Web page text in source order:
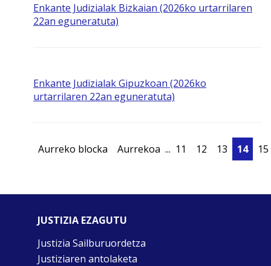
Enkante Judizialak Bizkaian (2026ko urtarrilaren
22an eguneratuta)
Enkante Judizialak Gipuzkoan (2026ko
urtarrilaren 22an eguneratuta)
Aurreko blocka Aurrekoa ... 11 12 13 14 15
JUSTIZIA EZAGUTU
Justizia Sailburuordetza
Justiziaren antolaketa